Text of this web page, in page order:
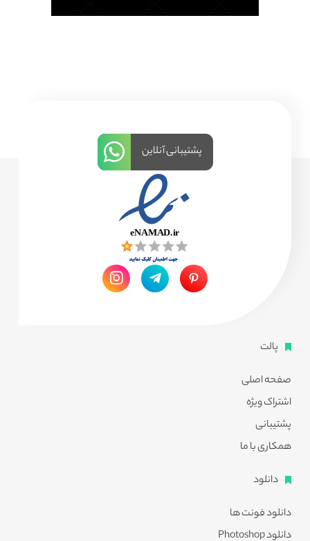
پالت
صفحه اصلی
اشتراک ویژه
پشتیبانی
همکاری با ما
دانلود
دانلود فونت ها
دانلود Photoshop
پشتیبانی آنلاین